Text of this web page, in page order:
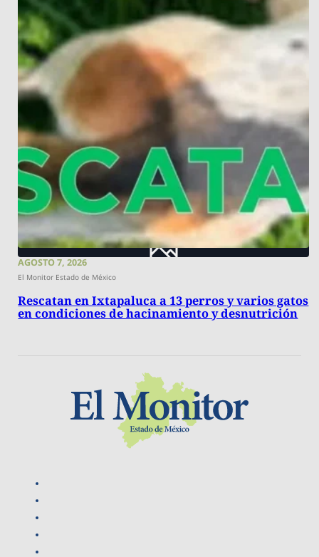
AGOSTO 7, 2026
El Monitor Estado de México
Rescatan en Ixtapaluca a 13 perros y varios gatos
en condiciones de hacinamiento y desnutrición